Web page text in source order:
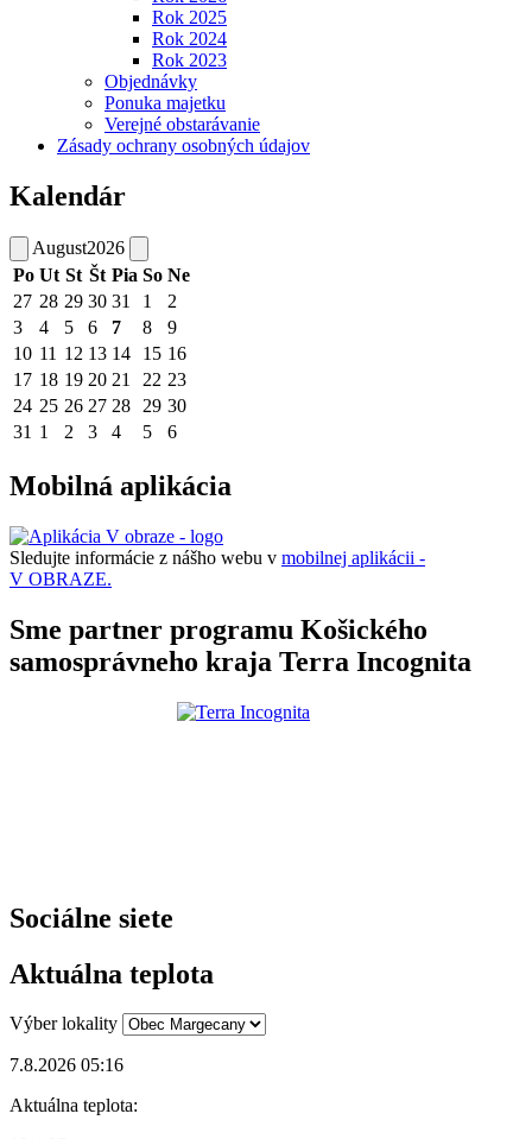
Rok 2025
Rok 2024
Rok 2023
Objednávky
Ponuka majetku
Verejné obstarávanie
Zásady ochrany osobných údajov
Kalendár
August2026
Po Ut St Št Pia So Ne
27 28 29 30 31 1
2
3
4 5 6 7 8
9
10 11 12 13 14 15 16
17 18 19 20 21 22 23
24 25 26 27 28 29 30
31 1 2 3 4 5 6
Mobilná aplikácia
Sledujte informácie z nášho webu v mobilnej aplikácii -
V OBRAZE.
Sme partner programu Košického
samosprávneho kraja Terra Incognita
Sociálne siete
Aktuálna teplota
Výber lokality
7.8.2026 05:16
Aktuálna teplota: